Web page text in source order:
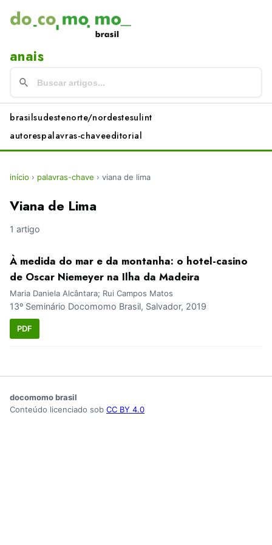
anais
brasilsudestenorte/nordestesulint
autorespalavras-chaveeditorial
início › palavras-chave › viana de lima
Viana de Lima
1 artigo
À medida do mar e da montanha: o hotel-casino
de Oscar Niemeyer na Ilha da Madeira
Maria Daniela Alcântara; Rui Campos Matos
13º Seminário Docomomo Brasil, Salvador, 2019
PDF
docomomo brasil
Conteúdo licenciado sob CC BY 4.0